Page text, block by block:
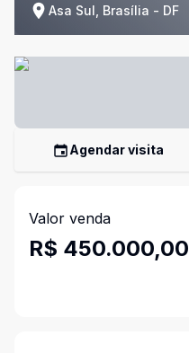
Asa Sul, Brasília - DF
Agendar visita
Valor venda
R$ 450.000,00